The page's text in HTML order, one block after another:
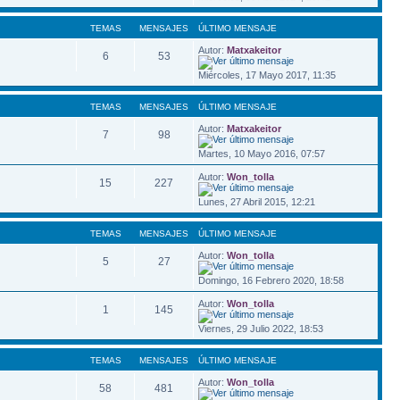
TEMAS MENSAJES ÚLTIMO MENSAJE
6 53 Autor:Matxakeitor
Miércoles, 17 Mayo 2017, 11:35
TEMAS MENSAJES ÚLTIMO MENSAJE
7 98 Autor:Matxakeitor
Martes, 10 Mayo 2016, 07:57
15 227 Autor:Won_tolla
Lunes, 27 Abril 2015, 12:21
TEMAS MENSAJES ÚLTIMO MENSAJE
5 27 Autor:Won_tolla
Domingo, 16 Febrero 2020, 18:58
1 145 Autor:Won_tolla
Viernes, 29 Julio 2022, 18:53
TEMAS MENSAJES ÚLTIMO MENSAJE
58 481 Autor:Won_tolla